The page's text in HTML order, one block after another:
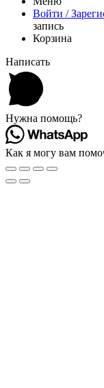
Войти /
запись
Корзина
Написать
Нужна помощь?
Как я могу вам